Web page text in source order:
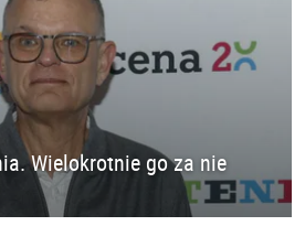
Wielokrotnie go za nie